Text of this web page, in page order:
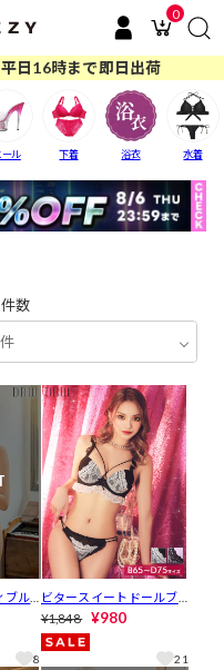
0
日16時まで即日出荷
ール 下着 浴衣 水着
数
ブル
バッ
気]
8
ビタースイートドールブ
ラジャー&フルバックショ
ーツ[推し][人気]
¥1,848 ¥980
21